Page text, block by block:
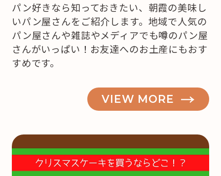
パン好きなら知っておきたい、朝霞の美味し
いパン屋さんをご紹介します。地域で人気の
パン屋さんや雑誌やメディアでも噂のパン屋
さんがいっぱい！お友達へのお土産にもおす
すめです。
VIEW MORE